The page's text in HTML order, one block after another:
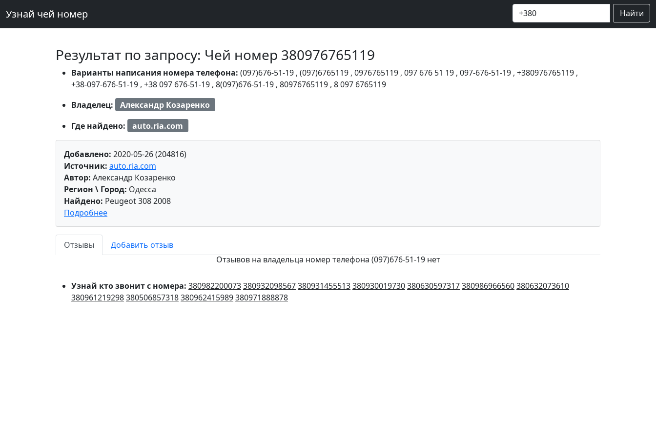
Узнай чей номер Найти
Результат по запросу: Чей номер 380976765119
Варианты написания номера телефона: (097)676-51-19 , (097)6765119 , 0976765119 , 097 676 51 19 , 097-676-51-19 , +380976765119 ,
+38-097-676-51-19 , +38 097 676-51-19 , 8(097)676-51-19 , 80976765119 , 8 097 6765119
Владелец:
Александр Козаренко
Где найдено:
auto.ria.com
Добавлено: 2020-05-26 (204816)
Источник: auto.ria.com
Автор: Александр Козаренко
Регион \ Город: Одесса
Найдено: Peugeot 308 2008
Подробнее
Отзывы
Добавить отзыв
Отзывов на владельца номер телефона (097)676-51-19 нет
Узнай кто звонит с номера: 380982200073380932098567380931455513380930019730380630597317380986966560380632073610
380961219298380506857318380962415989380971888878